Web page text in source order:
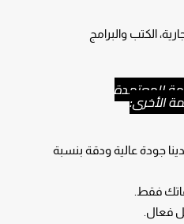
الكتب والبرامج
المعتمدة
الأخرى:
جودة عالية ودقة بنسبة
فقط.
فعال.